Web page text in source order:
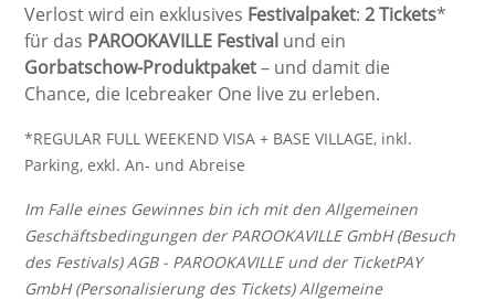
Verlost wird ein exklusives Festivalpaket: 2 Tickets*
für das PAROOKAVILLE Festival und ein
Gorbatschow-Produktpaket– und damit die
Chance, die Icebreaker One live zu erleben.
*REGULAR FULL WEEKEND VISA + BASE VILLAGE, inkl.
Parking, exkl. An- und Abreise
Im Falle eines Gewinnes bin ich mit den Allgemeinen
Geschäftsbedingungen der PAROOKAVILLE GmbH (Besuch
des Festivals) AGB - PAROOKAVILLEund der TicketPAY
GmbH (Personalisierung des Tickets) Allgemeine